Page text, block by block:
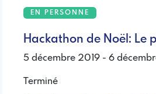
EN PERSONNE
Hackathon de Noël: Le
5 décembre 2019 - 6
Terminé